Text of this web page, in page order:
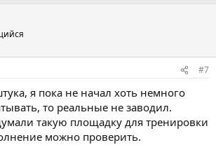
#7
я пока не начал хоть немного
то реальные не заводил.
такую площадку для тренировки
можно проверить.